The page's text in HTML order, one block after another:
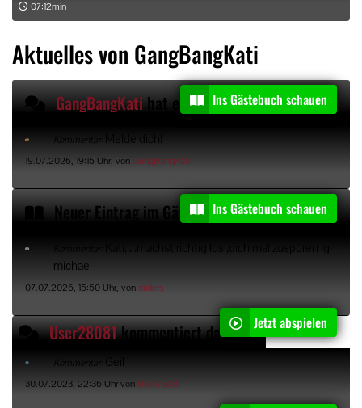
07:12min
Aktuelles von GangBangKati
GangBangKatihat einen Gästebucheintrag kommentiertIns Gästebuch schauen
Kommentar: Melde dich!
19.07.2026, 19:15 Uhr, vonGangBangKati
Neuer Eintrag im Gästebuch von raiders
Ins Gästebuch schauen
michael
07.07.2026, 15:50 Uhr, vonraiders
User28081kommentiert das Video " 3 User
Jetzt abspielen
Kommentar: Geil
30.07.2023, 22:36 Uhr vonUser28081